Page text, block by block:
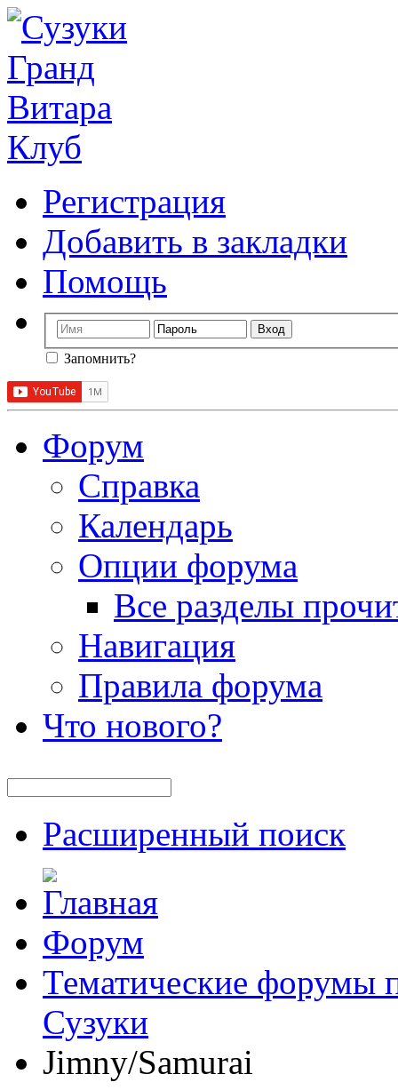
Регистрация
Добавить в закладки
Помощь
Запомнить?
Форум
Справка
Календарь
Опции форума
Все разделы
Навигация
Правила форума
Что нового?
Расширенный поиск
Форум
Тематические форумы
Сузуки
Jimny/Samurai